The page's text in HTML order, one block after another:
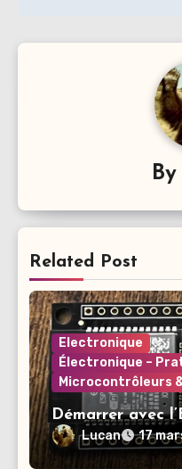
By
Related Post
Electronique
Électronique –
Microcontrôleurs
Démarrer avec
Lucan 17